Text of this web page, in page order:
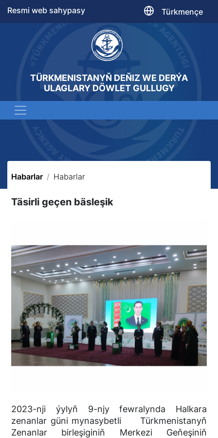
Resmi web sahypasy Türkmençe
TÜRKMENISTANYŇ DEŇIZ WE DERÝA
ULAGLARY DÖWLET GULLUGY
Habarlar Habarlar
Täsirli geçen bäsleşik
2023-nji ýylyň 9-njy fewralynda Halkara
zenanlar güni mynasybetli Türkmenistanyň
Zenanlar birleşiginiň Merkezi Geňeşiniň